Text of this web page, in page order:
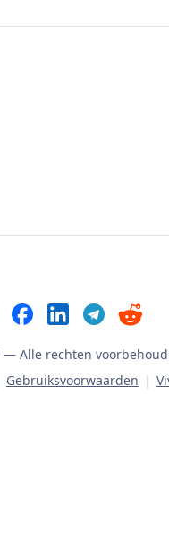
— Alle rechten
Gebruiksvoorwaarden |